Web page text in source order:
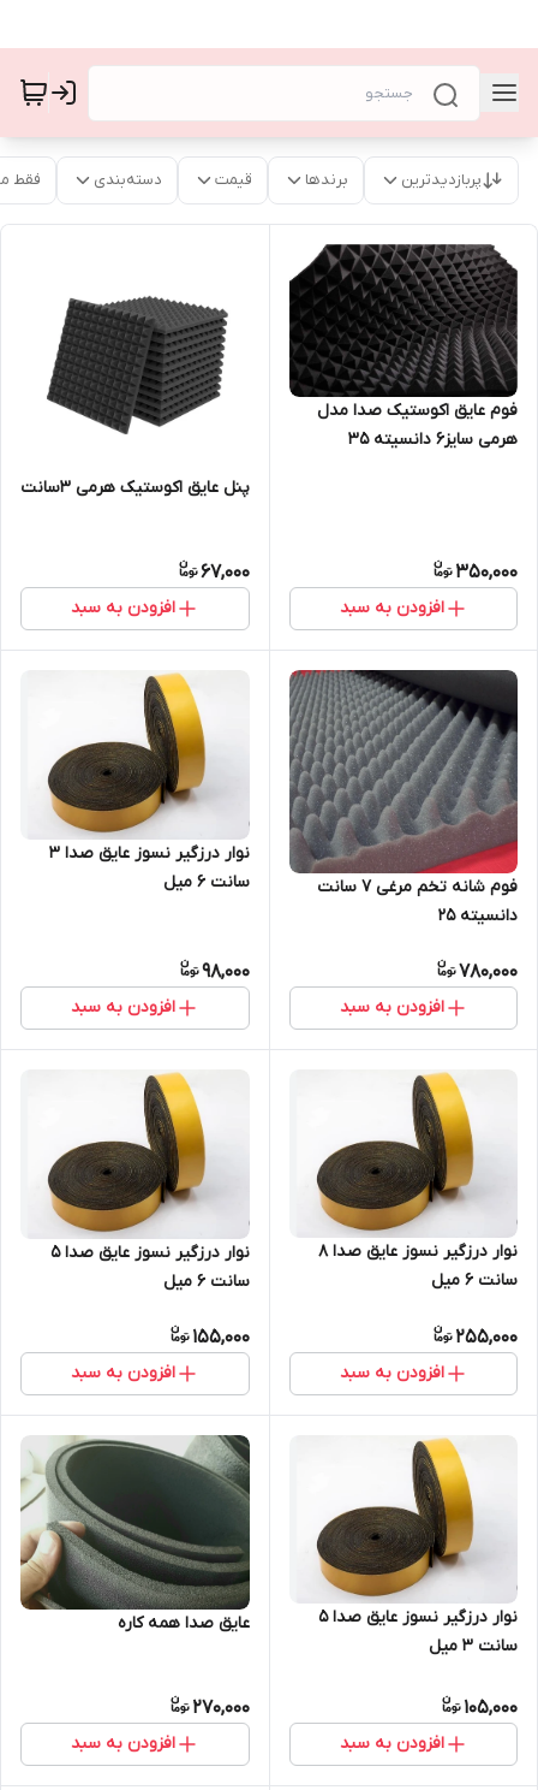
پربازدیدترین برندها قیمت دسته‌بندی فقط
فوم عایق اکوستیک صدا مدل
هرمی سایز۶ دانسیته ۳۵
350,000
افزودن به سبد
پنل عایق اکوستیک هرمی ۳سانت
67,000
افزودن به سبد
فوم شانه تخم مرغی 7 سانت
دانسیته ۲۵
780,000
افزودن به سبد
نوار درزگیر نسوز عایق صدا 3
سانت ۶ میل
98,000
افزودن به سبد
نوار درزگیر نسوز عایق صدا 8
سانت 6 میل
255,000
افزودن به سبد
نوار درزگیر نسوز عایق صدا 5
سانت 6 میل
155,000
افزودن به سبد
نوار درزگیر نسوز عایق صدا 5
سانت 3 میل
105,000
افزودن به سبد
عایق صدا همه کاره
270,000
افزودن به سبد